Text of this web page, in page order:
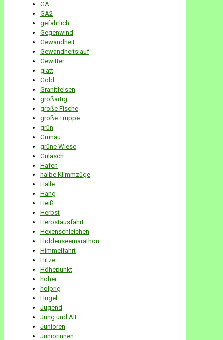
GA
GA2
gefährlich
Gegenwind
Gewandheit
Gewandheitslauf
Gewitter
glatt
Gold
Granitfelsen
großartig
große Fische
große Truppe
grün
Grünau
grüne Wiese
Gulasch
Hafen
halbe Klimmzüge
Halle
Hang
Heiß
Herbst
Herbstausfahrt
Hexenschleichen
Hiddenseemarathon
Himmelfahrt
Hitze
Höhepunkt
höher
holprig
Hügel
Jugend
Jung und Alt
Junioren
Juniorinnen